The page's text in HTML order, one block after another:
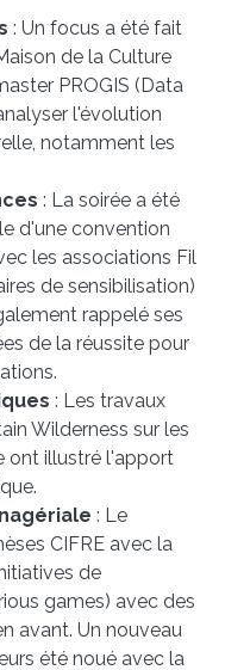
: Un focus a été fait
de la Culture
PROGIS (Data
l'évolution
notamment les
: La soirée a été
d'une convention
les associations Fil
de sensibilisation)
rappelé ses
de la réussite pour
: Les travaux
Wilderness sur les
ont illustré l'apport
: Le
CIFRE avec la
de
games) avec des
avant. Un nouveau
été noué avec la